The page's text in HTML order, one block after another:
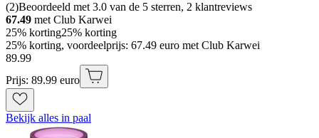
(2)Beoordeeld met 3.0 van de 5 sterren, 2 klantreviews
67.49 met Club Karwei
25% korting25% korting
25% korting, voordeelprijs: 67.49 euro met Club Karwei
89.99
Prijs: 89.99 euro
Bekijk alles in paal